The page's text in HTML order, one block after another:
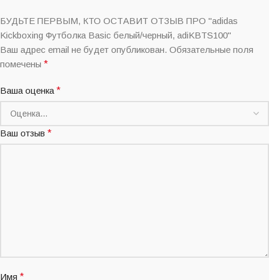
БУДЬТЕ ПЕРВЫМ, КТО ОСТАВИТ ОТЗЫВ ПРО "adidas
Kickboxing Футболка Basic белый/черный, adiKBTS100"
Ваш адрес email не будет опубликован. Обязательные поля
помечены *
Ваша оценка *
Ваш отзыв *
Имя *